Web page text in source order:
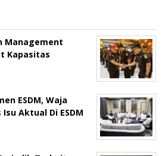
Management
Kapasitas
ESDM, Waja
Aktual Di ESDM